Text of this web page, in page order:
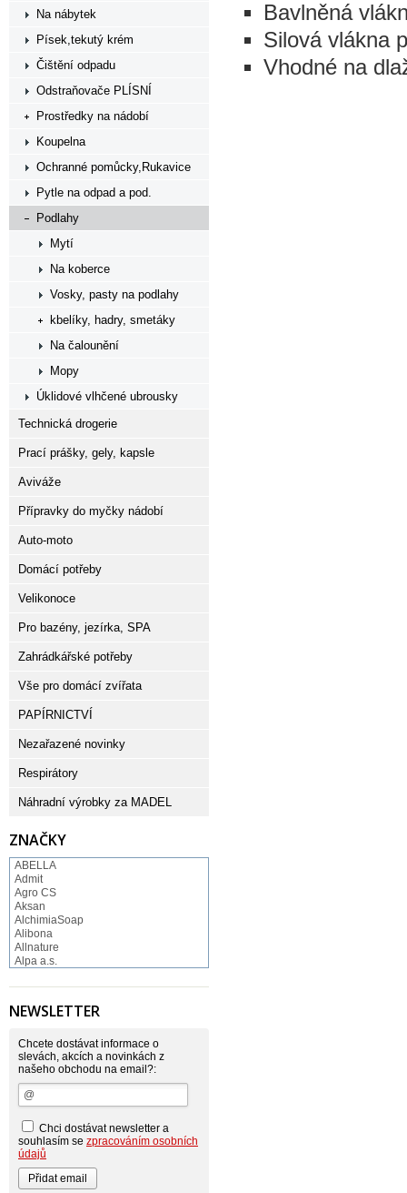
Bavlněná
Silová vlákna
Vhodné na
Na nábytek
Písek,tekutý krém
Čištění odpadu
Odstraňovače PLÍSNÍ
Prostředky na nádobí
Koupelna
Ochranné pomůcky,Rukavice
Pytle na odpad a pod.
Podlahy
Mytí
Na koberce
Vosky, pasty na podlahy
kbelíky, hadry, smetáky
Na čalounění
Mopy
Úklidové vlhčené ubrousky
Technická drogerie
Prací prášky, gely, kapsle
Aviváže
Přípravky do myčky nádobí
Auto-moto
Domácí potřeby
Velikonoce
Pro bazény, jezírka, SPA
Zahrádkářské potřeby
Vše pro domácí zvířata
PAPÍRNICTVÍ
Nezařazené novinky
Respirátory
Náhradní výrobky za MADEL
ZNAČKY
ABELLA
Admit
Agro CS
Aksan
AlchimiaSoap
Alibona
Allnature
Alpa a.s.
Alufix
Astonish
Atlantic
AutoMax Group
Axcentive
BaL
Bateria
Beauty Lille
Beiersdorf - Nivea
Bella
Benkor
BERGEN S. R. L.
NEWSLETTER
Chcete dostávat informace o
slevách, akcích a novinkách z
našeho obchodu na email?:
Chci dostávat newsletter a
souhlasím se zpracováním osobních
údajů